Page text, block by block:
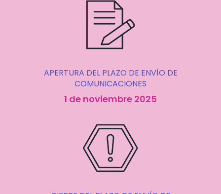
APERTURA DEL PLAZO DE ENVÍO DE
COMUNICACIONES
1 de noviembre 2025